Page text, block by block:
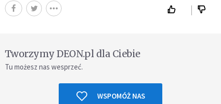
Tworzymy DEON.pl dla Ciebie
Tu możesz nas wesprzeć.
WSPOMÓŻ NAS